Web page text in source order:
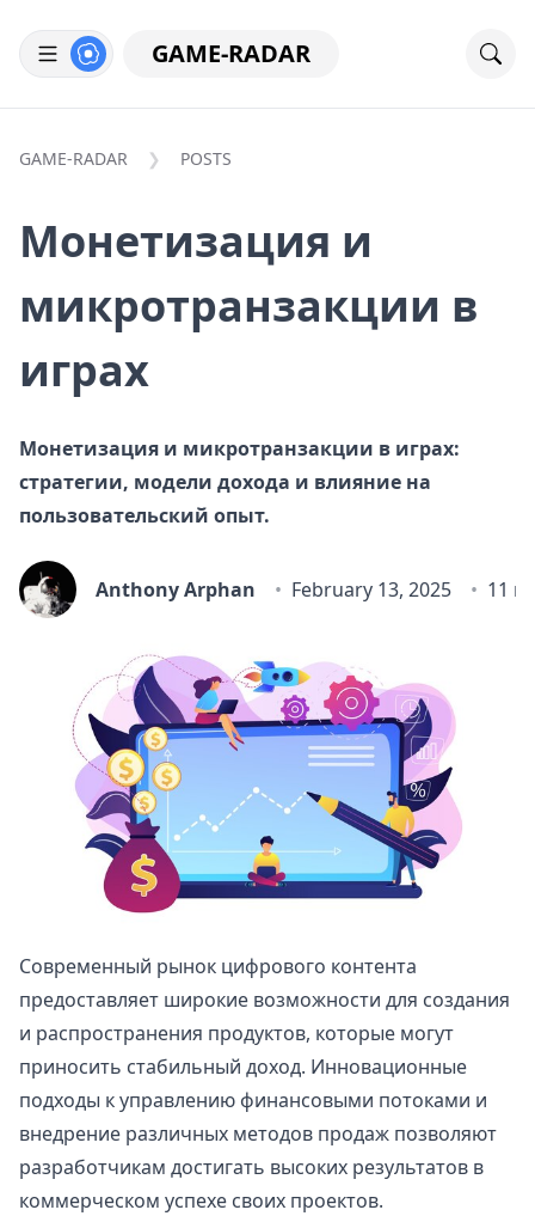
GAME-RADAR
GAME-RADAR POSTS
Монетизация и
микротранзакции в
играх
Монетизация и микротранзакции в играх:
стратегии, модели дохода и влияние на
пользовательский опыт.
Anthony Arphan February 13, 2025 11
Современный рынок цифрового контента
предоставляет широкие возможности для создания
и распространения продуктов, которые могут
приносить стабильный доход. Инновационные
подходы к управлению финансовыми потоками и
внедрение различных методов продаж позволяют
разработчикам достигать высоких результатов в
коммерческом успехе своих проектов.